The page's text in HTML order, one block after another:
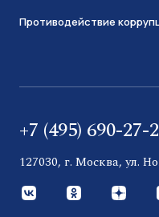
Противодействие
+7 (495) 690-27-
127030, г. Москва, ул.